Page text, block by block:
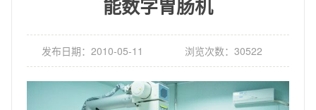
能数字胃肠机
发布日期：2010-05-11 浏览次数：30522